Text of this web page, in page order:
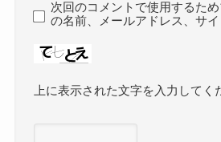
次回のコメントで使用するた
の名前、メールアドレス、サイ
上に表示された文字を入力してく